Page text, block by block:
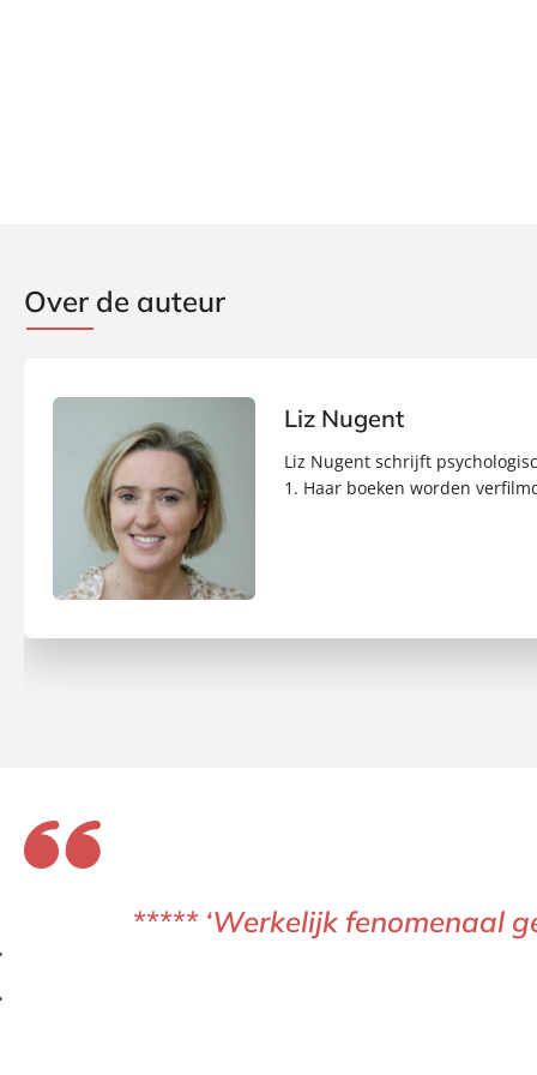
Over de auteur
Liz Nugent
Liz Nugent schrijft
1. Haar boeken worden
‘Sprakeloos ben ik na het